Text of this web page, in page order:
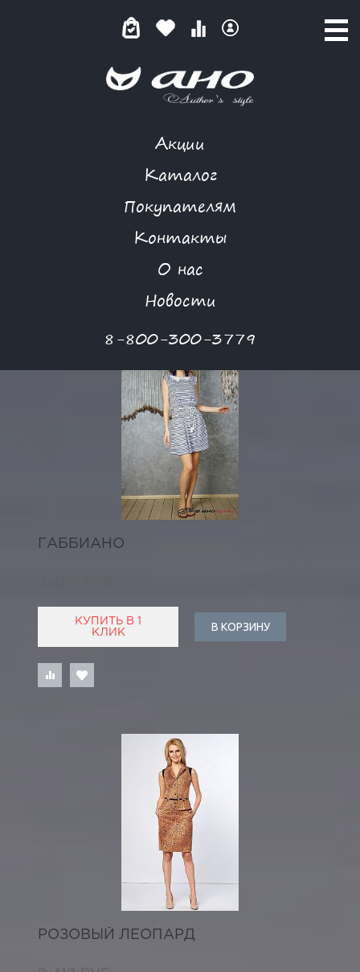
Акции
Каталог
Покупателям
Контакты
О нас
Новости
8-800-300-3779
КАТАЛОГ ТОВАРОВ
ГАББИАНО
КУПИТЬ В 1
КЛИК
В КОРЗИНУ
РОЗОВЫЙ ЛЕОПАРД